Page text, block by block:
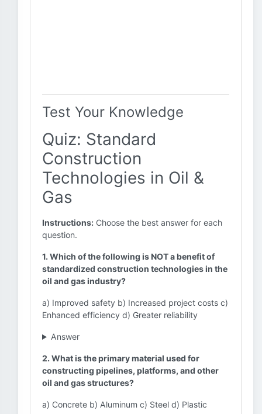
Test Your Knowledge
Quiz: Standard
Construction
Technologies in Oil &
Gas
Instructions: Choose the best answer for each
question.
1. Which of the following is NOT a benefit of
standardized construction technologies in the
oil and gas industry?
a) Improved safety b) Increased project costs c)
Enhanced efficiency d) Greater reliability
Answer
2. What is the primary material used for
constructing pipelines, platforms, and other
oil and gas structures?
a) Concrete b) Aluminum c) Steel d) Plastic